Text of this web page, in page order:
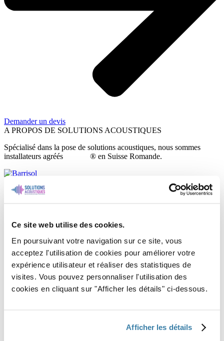
Ce site web utilise des cookies.
En poursuivant votre navigation sur ce site, vous
acceptez l'utilisation de cookies pour améliorer votre
expérience utilisateur et réaliser des statistiques de
visites. Vous pouvez personnaliser l'utilisation des
cookies en cliquant sur "Afficher les détails" ci-dessous.
Afficher les détails
Demander un devis
A PROPOS DE SOLUTIONS ACOUSTIQUES
Spécialisé dans la pose de solutions acoustiques, nous sommes
installateurs agréés
® en Suisse Romande.